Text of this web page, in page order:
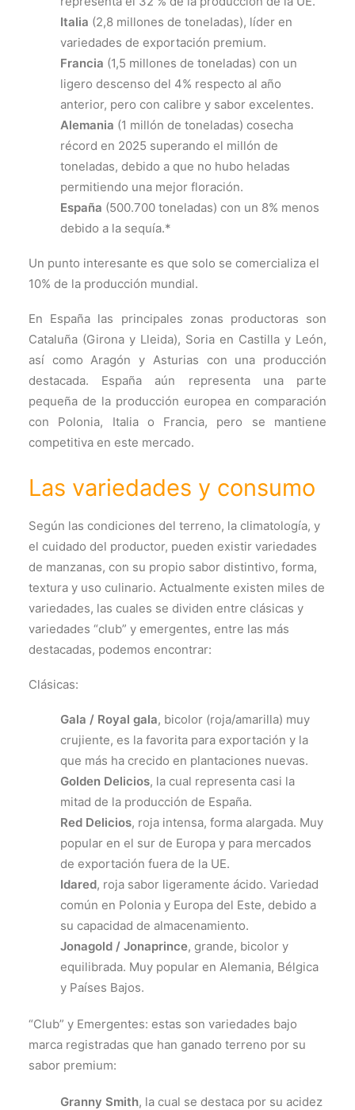
Italia (2,8 millones de toneladas), líder en
variedades de exportación premium.
Francia (1,5 millones de toneladas) con un
ligero descenso del 4% respecto al año
anterior, pero con calibre y sabor excelentes.
Alemania (1 millón de toneladas) cosecha
récord en 2025 superando el millón de
toneladas, debido a que no hubo heladas
permitiendo una mejor floración.
España (500.700 toneladas) con un 8% menos
debido a la sequía.*
Un punto interesante es que solo se comercializa el
10% de la producción mundial.
En España las principales zonas productoras son
Cataluña (Girona y Lleida), Soria en Castilla y León,
así como Aragón y Asturias con una producción
destacada. España aún representa una parte
pequeña de la producción europea en comparación
con Polonia, Italia o Francia, pero se mantiene
competitiva en este mercado.
Las variedades y consumo
Según las condiciones del terreno, la climatología, y
el cuidado del productor, pueden existir variedades
de manzanas, con su propio sabor distintivo, forma,
textura y uso culinario. Actualmente existen miles de
variedades, las cuales se dividen entre clásicas y
variedades “club” y emergentes, entre las más
destacadas, podemos encontrar:
Clásicas:
Gala / Royal gala, bicolor (roja/amarilla) muy
crujiente, es la favorita para exportación y la
que más ha crecido en plantaciones nuevas.
Golden Delicios, la cual representa casi la
mitad de la producción de España.
Red Delicios, roja intensa, forma alargada. Muy
popular en el sur de Europa y para mercados
de exportación fuera de la UE.
Idared, roja sabor ligeramente ácido. Variedad
común en Polonia y Europa del Este, debido a
su capacidad de almacenamiento.
Jonagold / Jonaprince, grande, bicolor y
equilibrada. Muy popular en Alemania, Bélgica
y Países Bajos.
“Club” y Emergentes: estas son variedades bajo
marca registradas que han ganado terreno por su
sabor premium:
Granny Smith, la cual se destaca por su acidez